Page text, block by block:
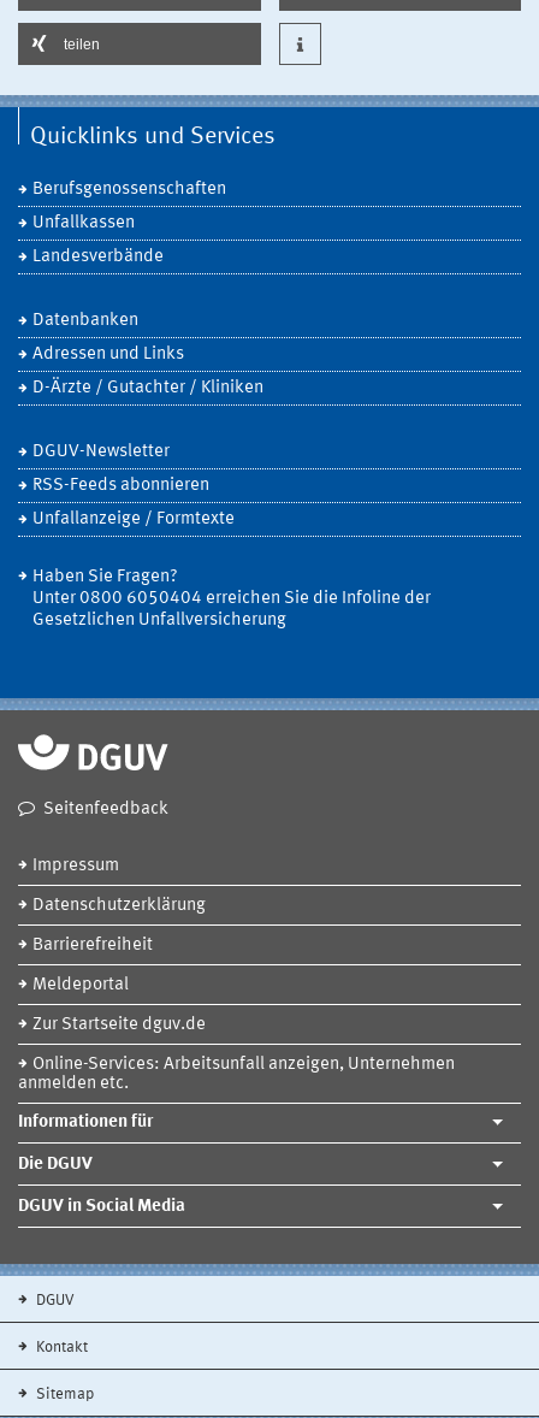
teilen
Quicklinks und Services
Berufsgenossenschaften
Unfallkassen
Landesverbände
Datenbanken
Adressen und Links
D-Ärzte / Gutachter / Kliniken
DGUV-Newsletter
RSS-Feeds abonnieren
Unfallanzeige / Formtexte
Haben Sie Fragen?
Unter 0800 6050404 erreichen Sie die Infoline der
Gesetzlichen Unfallversicherung
Seitenfeedback
Impressum
Datenschutzerklärung
Barrierefreiheit
Meldeportal
Zur Startseite dguv.de
Online-Services: Arbeitsunfall anzeigen, Unternehmen
anmelden etc.
Informationen für
Die DGUV
DGUV in Social Media
DGUV
Kontakt
Sitemap